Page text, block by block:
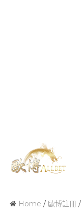
Home / 歐博註冊 /